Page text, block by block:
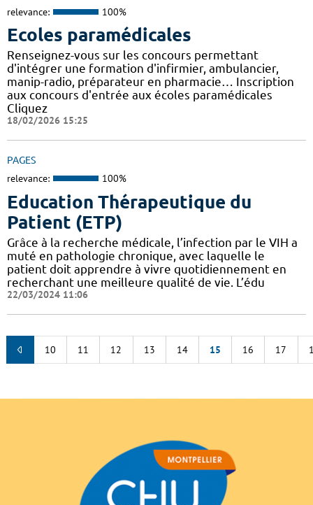
relevance: 100%
Ecoles paramédicales
Renseignez-vous sur les concours permettant
d'intégrer une formation d'infirmier, ambulancier,
manip-radio, préparateur en pharmacie… Inscription
aux concours d'entrée aux écoles paramédicales
Cliquez
18/02/2026 15:25
PAGES
relevance: 100%
Education Thérapeutique du
Patient (ETP)
Grâce à la recherche médicale, l’infection par le VIH a
muté en pathologie chronique, avec laquelle le
patient doit apprendre à vivre quotidiennement en
recherchant une meilleure qualité de vie. L’édu
22/03/2024 11:06
10 11 12 13 14 15 16 17